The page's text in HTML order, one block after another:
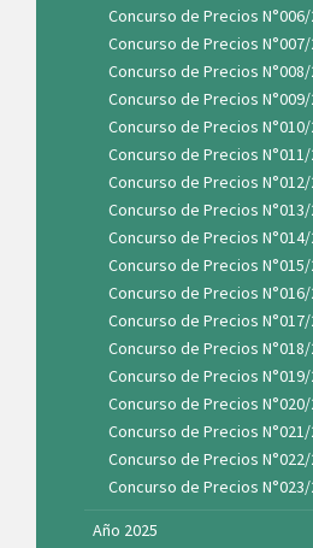
Concurso de Precios
Concurso de Precios
Concurso de Precios
Concurso de Precios
Concurso de Precios
Concurso de Precios
Concurso de Precios
Concurso de Precios
Concurso de Precios
Concurso de Precios
Concurso de Precios
Concurso de Precios
Concurso de Precios
Concurso de Precios
Concurso de Precios
Concurso de Precios
Concurso de Precios
Concurso de Precios
Año 2025